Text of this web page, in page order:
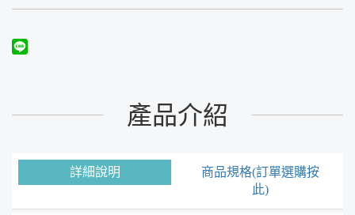
產品介紹
詳細說明
商品規格(訂單選購按
此)